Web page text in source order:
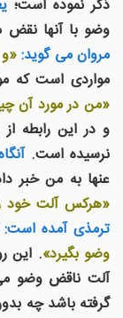
ذکر نموده است؛
وضو با آنها نقض
مروان می گوید:
مواردی است
«من در مورد آن
و در این رابطه
نرسیده است.
عنها به من خبر
«هرکس آلت خود
ترمذی آمده است:
وضو بگیرد». این
آلت ناقض وضو
گرفته باشد چه